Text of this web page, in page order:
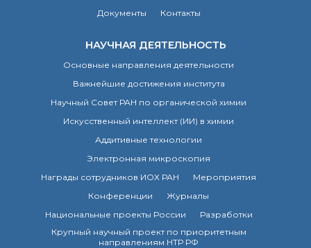
Документы
Контакты
НАУЧНАЯ ДЕЯТЕЛЬНОСТЬ
Основные направления деятельности
Важнейшие достижения института
Научный Совет РАН по органической химии
Искусственный интеллект (ИИ) в химии
Аддитивные технологии
Электронная микроскопия
Награды сотрудников ИОХ РАН
Мероприятия
Конференции
Журналы
Национальные проекты России
Разработки
Крупный научный проект по приоритетным
направлениям НТР РФ